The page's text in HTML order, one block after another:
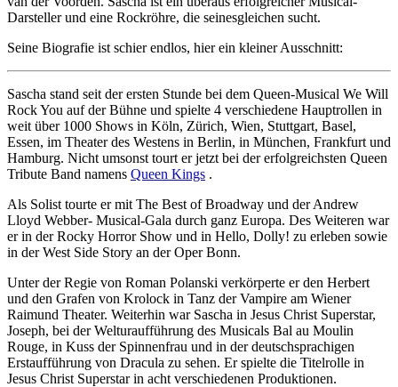
Darsteller und eine Rockröhre, die seinesgleichen sucht.
Seine Biografie ist schier endlos, hier ein kleiner Ausschnitt:
Sascha stand seit der ersten Stunde bei dem Queen-Musical We Will
Rock You auf der Bühne und spielte 4 verschiedene Hauptrollen in
weit über 1000 Shows in Köln, Zürich, Wien, Stuttgart, Basel,
Essen, im Theater des Westens in Berlin, in München, Frankfurt und
Hamburg. Nicht umsonst tourt er jetzt bei der erfolgreichsten Queen
Tribute Band namens Queen Kings .
Als Solist tourte er mit The Best of Broadway und der Andrew
Lloyd Webber- Musical-Gala durch ganz Europa. Des Weiteren war
er in der Rocky Horror Show und in Hello, Dolly! zu erleben sowie
in der West Side Story an der Oper Bonn.
Unter der Regie von Roman Polanski verkörperte er den Herbert
und den Grafen von Krolock in Tanz der Vampire am Wiener
Raimund Theater. Weiterhin war Sascha in Jesus Christ Superstar,
Joseph, bei der Welturaufführung des Musicals Bal au Moulin
Rouge, in Kuss der Spinnenfrau und in der deutschsprachigen
Erstaufführung von Dracula zu sehen. Er spielte die Titelrolle in
Jesus Christ Superstar in acht verschiedenen Produktionen.